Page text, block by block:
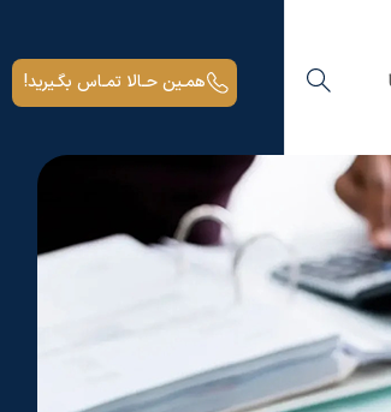
همـین حـالا تمـاس بگـیرید!